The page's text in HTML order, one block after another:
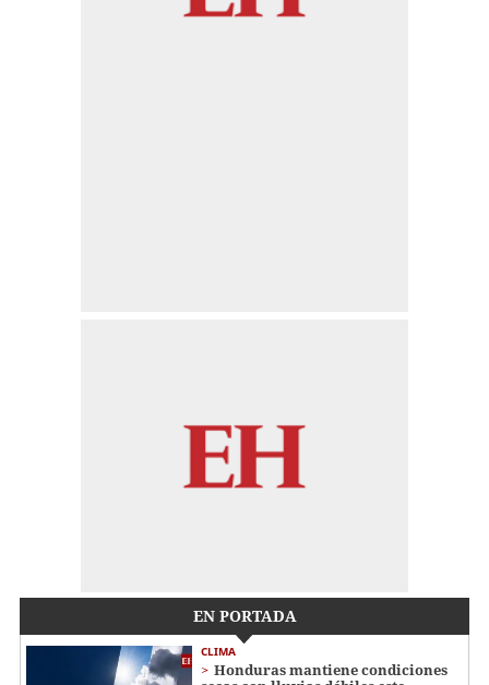
EN PORTADA
CLIMA
Honduras mantiene condiciones